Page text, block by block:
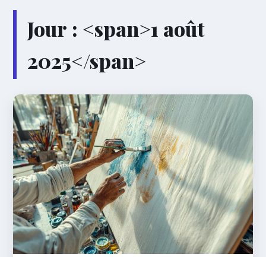
Jour : <span>1 août
2025</span>